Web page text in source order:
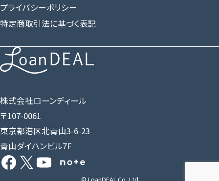
株式会社ローンディール
〒107-0061
東京都港区北青山3-6-23
青山ダイハンビル7F
Facebook
X YouTube
Share Icon
プライバシーポリシー
特定商取引法に基づく表記